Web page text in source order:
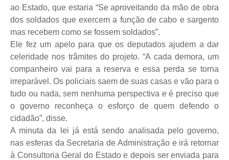
ao Estado, que estaria “Se aproveitando da mão de obra
dos soldados que exercem a função de cabo e sargento
mas recebem como se fossem soldados”.
Ele fez um apelo para que os deputados ajudem a dar
celeridade nos trâmites do projeto. “A cada demora, um
companheiro vai para a reserva e essa perda se torna
irreparável. Os policiais saem de suas casas e vão para o
tudo ou nada, sem nenhuma perspectiva e é preciso que
o governo reconheça o esforço de quem defendo o
cidadão”, disse.
A minuta da lei já está sendo analisada pelo governo,
nas esferas da Secretaria de Administração e irá retornar
à Consultoria Geral do Estado e depois ser enviada para